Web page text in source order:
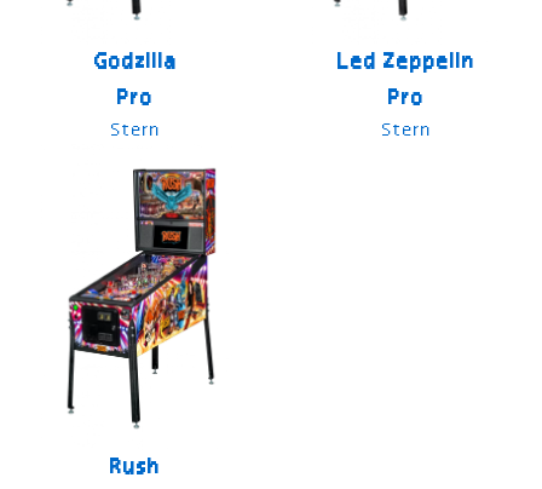
Godzilla
Pro
Stern
Led Zeppelin
Pro
Stern
Rush